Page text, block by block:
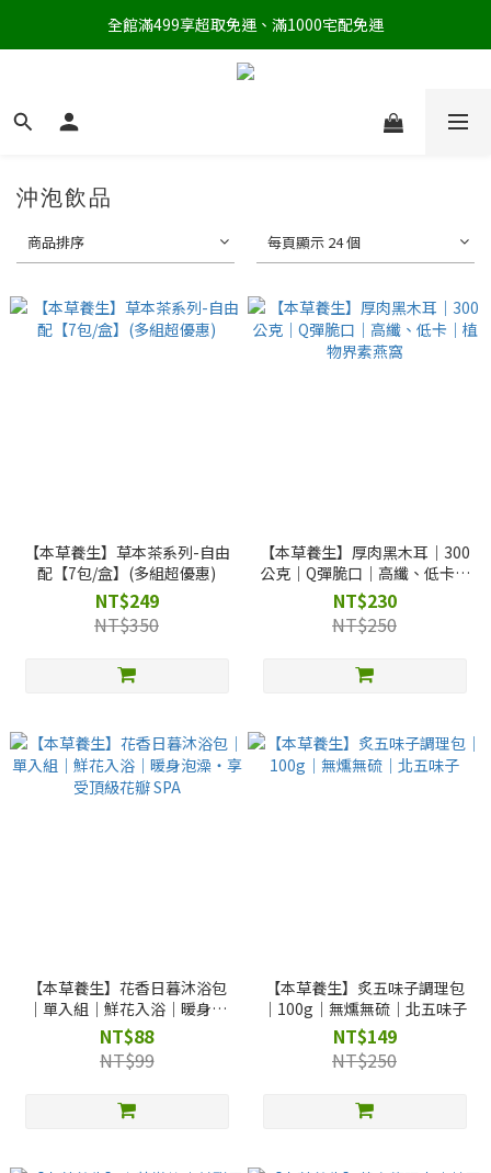
全館滿499享超取免運、滿1000宅配免運
沖泡飲品
商品排序 每頁顯示 24 個
【本草養生】草本茶系列-自由
配【7包/盒】(多組超優惠)
NT$249
NT$350
【本草養生】厚肉黑木耳｜300
公克｜Q彈脆口｜高纖、低卡｜
植物界素燕窩
NT$230
NT$250
【本草養生】花香日暮沐浴包
｜單入組｜鮮花入浴｜暖身泡
澡・享受頂級花瓣 SPA
NT$88
NT$99
【本草養生】炙五味子調理包
｜100g｜無燻無硫｜北五味子
NT$149
NT$250